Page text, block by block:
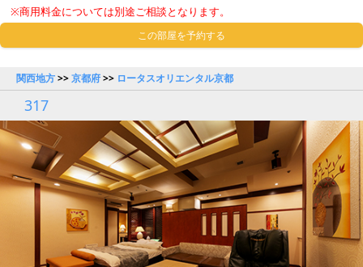
※商用料金については別途ご相談となります。
この部屋を予約する
関西地方>>京都府>> ロータスオリエンタル京都
317